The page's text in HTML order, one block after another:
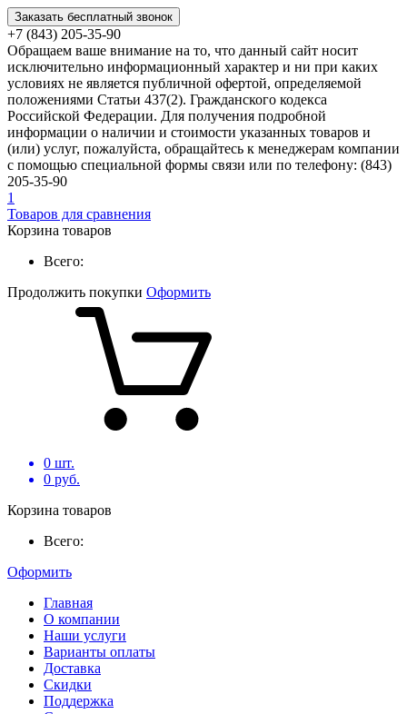
Заказать бесплатный звонок
+7 (843) 205-35-90
Обращаем ваше внимание на то, что данный сайт носит
исключительно информационный характер и ни при каких
условиях не является публичной офертой, определяемой
положениями Статьи 437(2). Гражданского кодекса
Российской Федерации. Для получения подробной
информации о наличии и стоимости указанных товаров и
(или) услуг, пожалуйста, обращайтесь к менеджерам компании
с помощью специальной формы связи или по телефону: (843)
205-35-90
1
Товаров для сравнения
Корзина товаров
Всего:
Продолжить покупки Оформить
0 шт.
0 руб.
Корзина товаров
Всего:
Оформить
Главная
О компании
Наши услуги
Варианты оплаты
Доставка
Скидки
Поддержка